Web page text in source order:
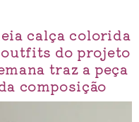
calça colorida
outfits do projeto
traz a peça
composição